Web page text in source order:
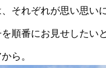
それぞれが思い思い
順番にお見せしたい
ら。